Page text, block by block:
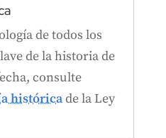
de todos los
de la historia de
consulte
históricade la Ley